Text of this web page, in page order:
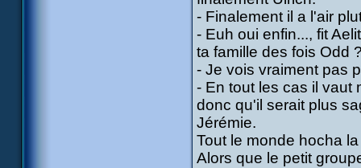
- Finalement il a l'air
- Euh oui enfin..., fit
ta famille des fois Odd
- Je vois vraiment pas
- En tout les cas il vaut
donc qu'il serait plus
Jérémie.
Tout le monde hocha
Alors que le petit